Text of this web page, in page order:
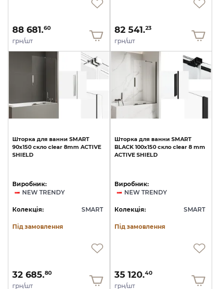
88 681.60
грн/шт
82 541.23
грн/шт
Шторка для ванни SMART
90x150 скло clear 8mm ACTIVE
SHIELD
Виробник:
NEW TRENDY
Колекція: SMART
Під замовлення
32 685.80
грн/шт
Шторка для ванни SMART
BLACK 100x150 скло clear 8 mm
ACTIVE SHIELD
Виробник:
NEW TRENDY
Колекція: SMART
Під замовлення
35 120.40
грн/шт